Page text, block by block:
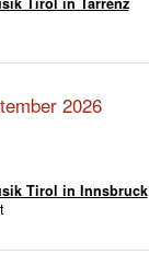
2026
Tirol in Innsbruck